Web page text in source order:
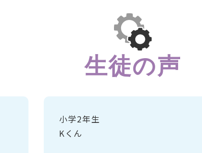
生徒の声
小学2年生
Kくん